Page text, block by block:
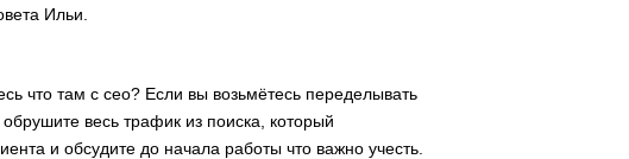
Ильи.
что там с сео? Если вы возьмётесь переделывать
весь трафик из поиска, который
и обсудите до начала работы что важно учесть.